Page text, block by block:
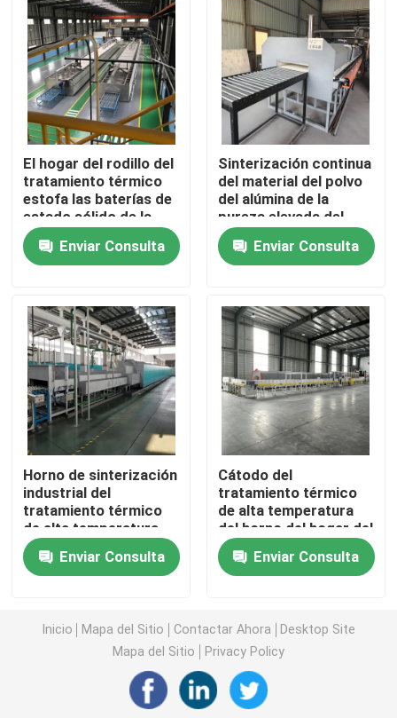
Control de calidad
Noticias
Casos
Pida una cita
horno de hogar del rodillo
Horno de empuje
horno de la correa de la malla
Horno encajonado
horno de tubo
horno de la lanzadera
horno de caja de la atmósfera
Horno de recocido
El hogar del rodillo del
tratamiento térmico
estofa las baterías de
estado sólido de la
leña continua da alta
temperatura
Enviar Consulta
Sinterización continua
del material del polvo
del alúmina de la
pureza elevada del
rodillo del hogar del
tratamiento térmico
de alta temperatura
Enviar Consulta
Horno de sinterización
industrial del
tratamiento térmico
de alta temperatura
avanzado de los
materiales de
cerámica
Enviar Consulta
Cátodo del
tratamiento térmico
de alta temperatura
del horno del hogar del
rodillo de la
sinterización y
material continuos del
Enviar Consulta
Inicio Mapa del Sitio Contactar Ahora
Desktop Site
Mapa del Sitio
Privacy Policy